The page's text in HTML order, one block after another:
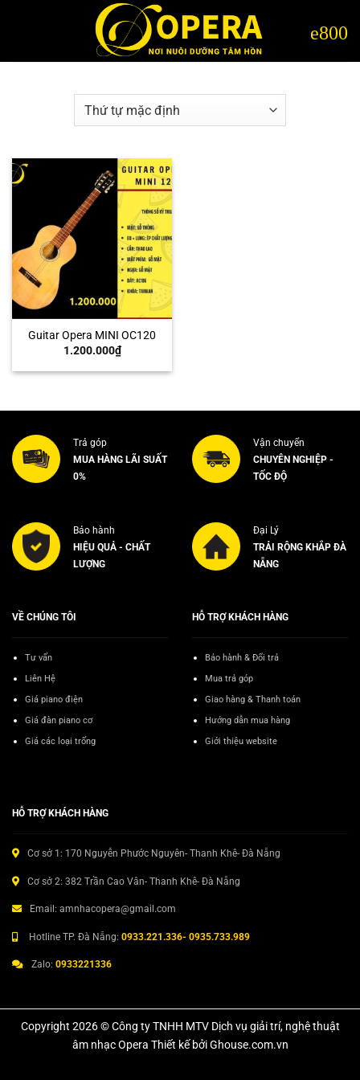
Guitar Opera MINI OC120
1.200.000₫
Trả góp
MUA HÀNG LÃI SUẤT
0%
Vận chuyển
CHUYÊN NGHIỆP -
TỐC ĐỘ
Bảo hành
HIỆU QUẢ - CHẤT
LƯỢNG
Đại Lý
TRẢI RỘNG KHẮP ĐÀ
NẴNG
VỀ CHÚNG TÔI
Tư vấn
Liên Hệ
Giá piano điện
Giá đàn piano cơ
Giá các loại trống
HỖ TRỢ KHÁCH HÀNG
Bảo hành & Đổi trả
Mua trả góp
Giao hàng & Thanh toán
Hướng dẫn mua hàng
Giới thiệu website
HỖ TRỢ KHÁCH HÀNG
Cơ sở 1: 170 Nguyễn Phước Nguyên- Thanh Khê- Đà Nẵng
Cơ sở 2: 382 Trần Cao Vân- Thanh Khê- Đà Nẵng
Email: amnhacopera@gmail.com
Hotline TP. Đà Nẵng: 0933.221.336- 0935.733.989
Zalo: 0933221336
Copyright 2026 © Công ty TNHH MTV Dịch vụ giải trí, nghệ thuật
âm nhạc Opera Thiết kế bởi Ghouse.com.vn